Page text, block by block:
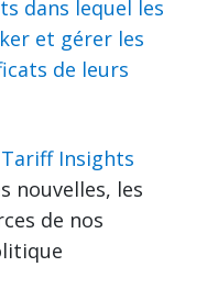
dans lequel les
et gérer les
de leurs
Insights
nouvelles, les
de nos